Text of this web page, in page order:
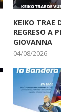
KEIKO TRAE
REGRESO A
GIOVANNA
04/08/2026